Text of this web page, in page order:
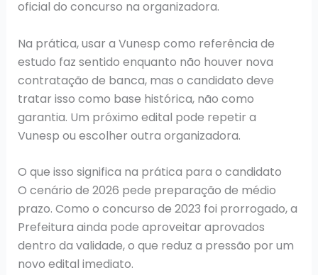
oficial do concurso na organizadora.
Na prática, usar a Vunesp como referência de
estudo faz sentido enquanto não houver nova
contratação de banca, mas o candidato deve
tratar isso como base histórica, não como
garantia. Um próximo edital pode repetir a
Vunesp ou escolher outra organizadora.
O que isso significa na prática para o candidato
O cenário de 2026 pede preparação de médio
prazo. Como o concurso de 2023 foi prorrogado, a
Prefeitura ainda pode aproveitar aprovados
dentro da validade, o que reduz a pressão por um
novo edital imediato.